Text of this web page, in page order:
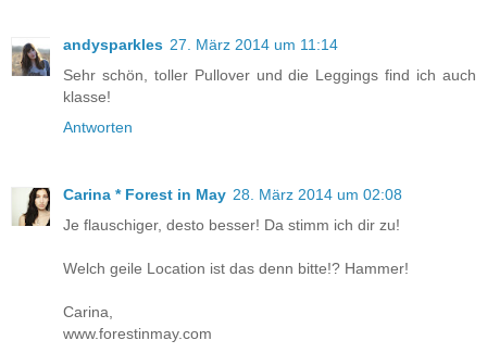
andysparkles 27. März 2014 um 11:14
Sehr schön, toller Pullover und die Leggings find ich auch
klasse!
Antworten
Carina * Forest in May 28. März 2014 um 02:08
Je flauschiger, desto besser! Da stimm ich dir zu!
Welch geile Location ist das denn bitte!? Hammer!
Carina,
www.forestinmay.com